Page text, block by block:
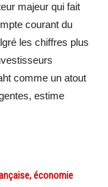
majeur qui fait
courant du
les chiffres plus
comme un atout
estime
économie